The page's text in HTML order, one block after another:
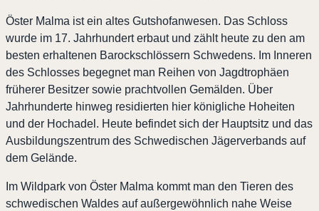
Öster Malma ist ein altes Gutshofanwesen. Das Schloss
wurde im 17. Jahrhundert erbaut und zählt heute zu den am
besten erhaltenen Barockschlössern Schwedens. Im Inneren
des Schlosses begegnet man Reihen von Jagdtrophäen
früherer Besitzer sowie prachtvollen Gemälden. Über
Jahrhunderte hinweg residierten hier königliche Hoheiten
und der Hochadel. Heute befindet sich der Hauptsitz und das
Ausbildungszentrum des Schwedischen Jägerverbands auf
dem Gelände.
Im Wildpark von Öster Malma kommt man den Tieren des
schwedischen Waldes auf außergewöhnlich nahe Weise